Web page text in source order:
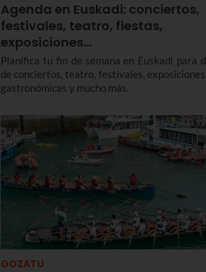
Agenda en Euskadi: conciertos,
festivales, teatro, fiestas,
exposiciones…
Planifica tu fin de semana en Euskadi para
de conciertos, teatro, festivales,
gastronómicas y mucho más.
GOZATU